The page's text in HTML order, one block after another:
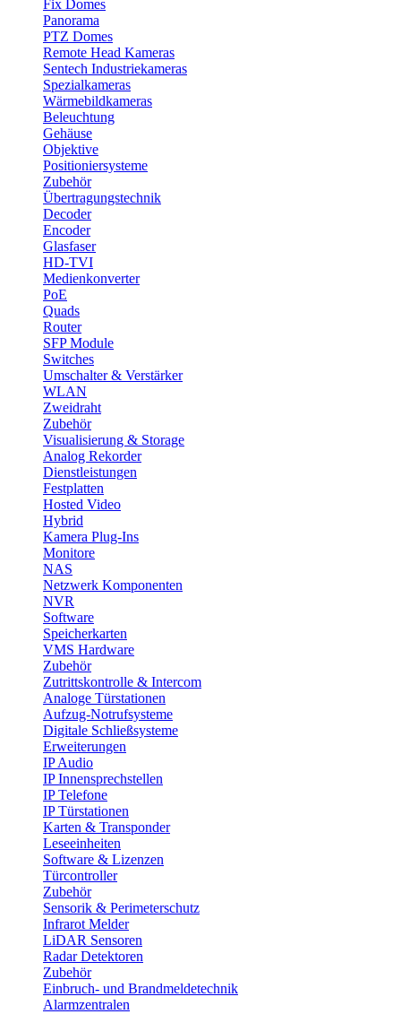
Fix Domes
Panorama
PTZ Domes
Remote Head Kameras
Sentech Industriekameras
Spezialkameras
Wärmebildkameras
Beleuchtung
Gehäuse
Objektive
Positioniersysteme
Zubehör
Übertragungstechnik
Decoder
Encoder
Glasfaser
HD-TVI
Medienkonverter
PoE
Quads
Router
SFP Module
Switches
Umschalter & Verstärker
WLAN
Zweidraht
Zubehör
Visualisierung & Storage
Analog Rekorder
Dienstleistungen
Festplatten
Hosted Video
Hybrid
Kamera Plug-Ins
Monitore
NAS
Netzwerk Komponenten
NVR
Software
Speicherkarten
VMS Hardware
Zubehör
Zutrittskontrolle & Intercom
Analoge Türstationen
Aufzug-Notrufsysteme
Digitale Schließsysteme
Erweiterungen
IP Audio
IP Innensprechstellen
IP Telefone
IP Türstationen
Karten & Transponder
Leseeinheiten
Software & Lizenzen
Türcontroller
Zubehör
Sensorik & Perimeterschutz
Infrarot Melder
LiDAR Sensoren
Radar Detektoren
Zubehör
Einbruch- und Brandmeldetechnik
Alarmzentralen